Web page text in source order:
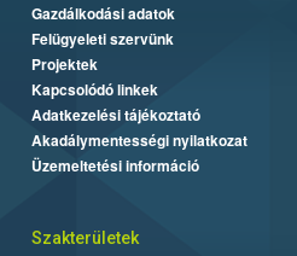
Gazdálkodási adatok
Felügyeleti szervünk
Projektek
Kapcsolódó linkek
Adatkezelési tájékoztató
Akadálymentességi nyilatkozat
Üzemeltetési információ
Szakterületek